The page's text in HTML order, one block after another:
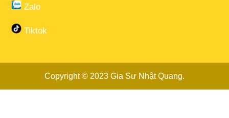
Zalo
Tiktok
Copyright © 2023 Gia Sư Nhật Quang.